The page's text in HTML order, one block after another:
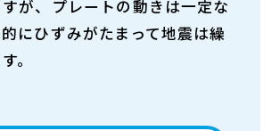
が、プレートの動きは一定な
にひずみがたまって地震は繰
。